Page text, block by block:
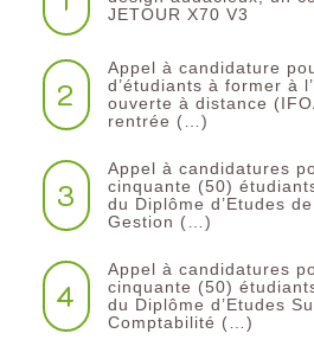
JETOUR X70 V3
2
Appel à candidature
d’étudiants à former à
ouverte à distance
rentrée (…)
3
Appel à candidatures
cinquante (50)
du Diplôme d’Etudes
Gestion (…)
4
Appel à candidatures
cinquante (50)
du Diplôme d’Etudes
Comptabilité (…)